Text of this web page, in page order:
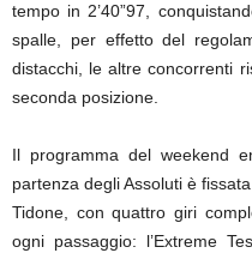
tempo in 2’40”97,
spalle, per effetto del
distacchi, le altre concorrenti
seconda posizione.
Il programma del weekend
partenza degli Assoluti è
Tidone, con quattro giri
ogni passaggio: l’Extreme